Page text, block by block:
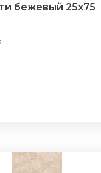
бежевый 25х75